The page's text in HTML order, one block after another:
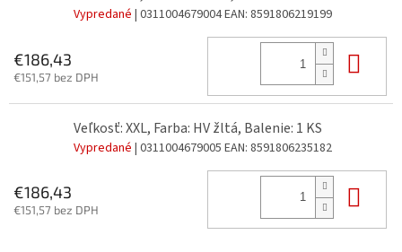
Vypredané | 0311004679004EAN: 8591806219199
€186,43
€151,57 bez DPH
Veľkosť: XXL, Farba: HV žltá, Balenie: 1 KS
Vypredané | 0311004679005 EAN: 8591806235182
€186,43
€151,57 bez DPH